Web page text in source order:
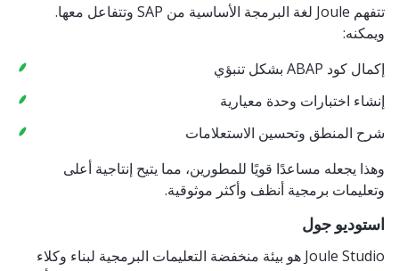
تتفهم Joule لغة البرمجة الأساسية من SAP وتتفاعل معها.
ويمكنه:
إكمال كود ABAP بشكل تنبؤي
إنشاء اختبارات وحدة معيارية
شرح المنطق وتحسين الاستعلامات
وهذا يجعله مساعدًا قويًا للمطورين، مما يتيح إنتاجية أعلى
وتعليمات برمجية أنظف وأكثر موثوقية.
استوديو جول
Joule Studio هو بيئة منخفضة التعليمات البرمجية لبناء وكلاء